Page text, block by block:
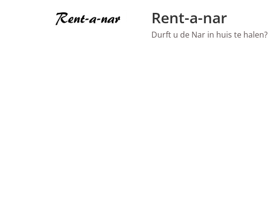
Rent-a-nar
Durft u de Nar in huis te halen?